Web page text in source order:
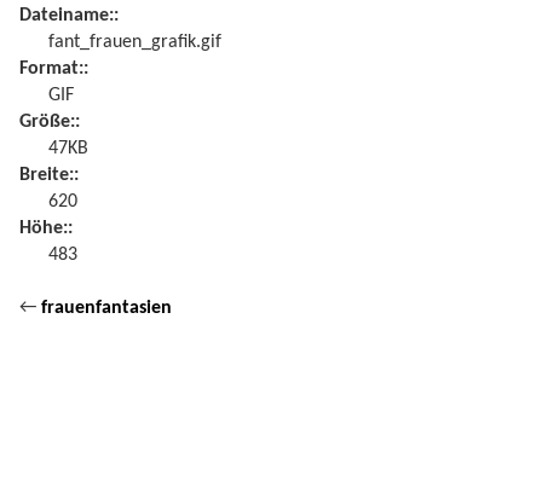
Dateiname::
fant_frauen_grafik.gif
Format::
GIF
Größe::
47KB
Breite::
620
Höhe::
483
← frauenfantasien